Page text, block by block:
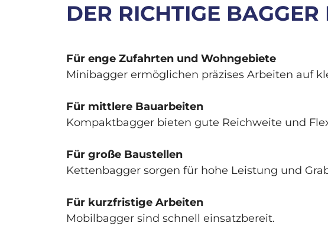
DER RICHTIGE
Für enge Zufahrten und Wohngebiete
Minibagger ermöglichen präzises Arbeiten auf
Für mittlere Bauarbeiten
Kompaktbagger bieten gute Reichweite und
Für große Baustellen
Kettenbagger sorgen für hohe Leistung und
Für kurzfristige Arbeiten
Mobilbagger sind schnell einsatzbereit.